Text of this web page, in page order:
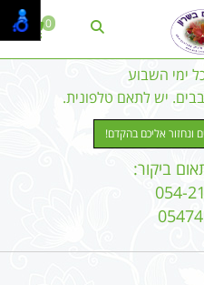
ימי השבוע
יש לתאם טלפונית.
אליכם בהקדם!
ביקור:
054-
0